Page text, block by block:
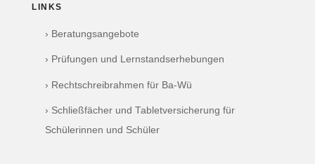
LINKS
› Beratungsangebote
› Prüfungen und Lernstandserhebungen
› Rechtschreibrahmen für Ba-Wü
› Schließfächer und Tabletversicherung für
Schülerinnen und Schüler